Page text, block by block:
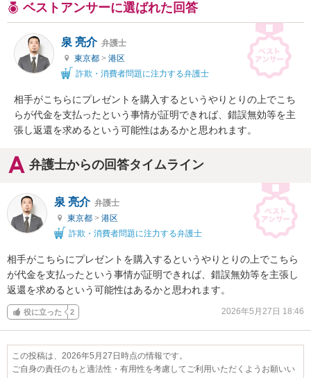
ベストアンサーに選ばれた回答
泉 亮介 弁護士
東京都 > 港区
詐欺・消費者問題に注力する弁護士
相手がこちらにプレゼントを購入するというやりとりの上でこち
らが代金を支払ったという事情が証明できれば、錯誤無効等を主
張し返還を求めるという可能性はあるかと思われます。
弁護士からの回答タイムライン
泉 亮介 弁護士
東京都 > 港区
詐欺・消費者問題に注力する弁護士
相手がこちらにプレゼントを購入するというやりとりの上でこちら
が代金を支払ったという事情が証明できれば、錯誤無効等を主張し
返還を求めるという可能性はあるかと思われます。
役に立った 2 2026年5月27日 18:46
この投稿は、2026年5月27日時点の情報です。
ご自身の責任のもと適法性・有用性を考慮してご利用いただくようお願いい